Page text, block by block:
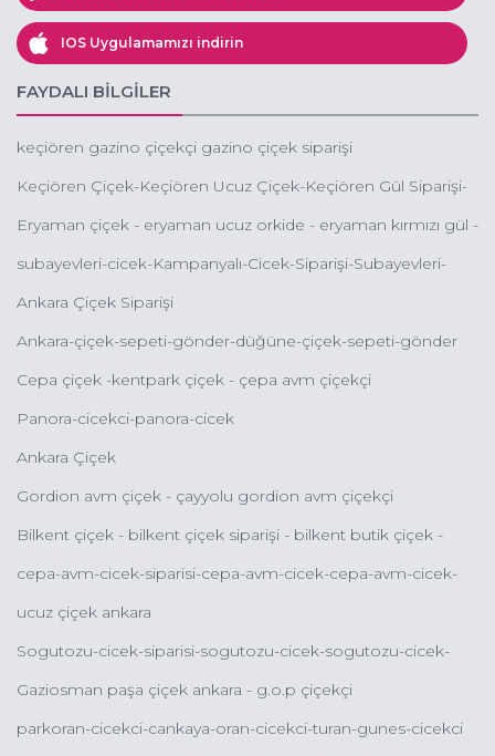
IOS Uygulamamızı indirin
FAYDALI BİLGİLER
keçiören gazino çiçekçi gazino çiçek siparişi
Keçiören Çiçek-Keçiören Ucuz Çiçek-Keçiören Gül Siparişi-
Eryaman çiçek - eryaman ucuz orkide - eryaman kırmızı gül -
subayevleri-cicek-Kampanyalı-Cicek-Siparişi-Subayevleri-
Ankara Çiçek Siparişi
Ankara-çiçek-sepeti-gönder-düğüne-çiçek-sepeti-gönder
Cepa çiçek -kentpark çiçek - çepa avm çiçekçi
Panora-cicekci-panora-cicek
Ankara Çiçek
Gordion avm çiçek - çayyolu gordion avm çiçekçi
Bilkent çiçek - bilkent çiçek siparişi - bilkent butik çiçek -
cepa-avm-cicek-siparisi-cepa-avm-cicek-cepa-avm-cicek-
cicekcileri
ucuz çiçek ankara
Sogutozu-cicek-siparisi-sogutozu-cicek-sogutozu-cicek-
Gaziosman paşa çiçek ankara - g.o.p çiçekçi
parkoran-cicekci-cankaya-oran-cicekci-turan-gunes-cicekci